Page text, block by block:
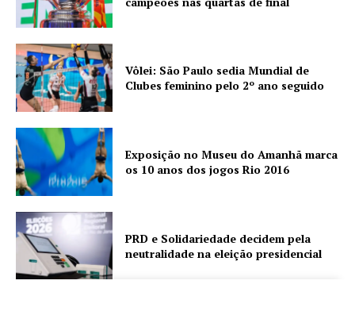
Vôlei: São Paulo sedia Mundial de
Clubes feminino pelo 2º ano seguido
Exposição no Museu do Amanhã marca
os 10 anos dos jogos Rio 2016
PRD e Solidariedade decidem pela
neutralidade na eleição presidencial